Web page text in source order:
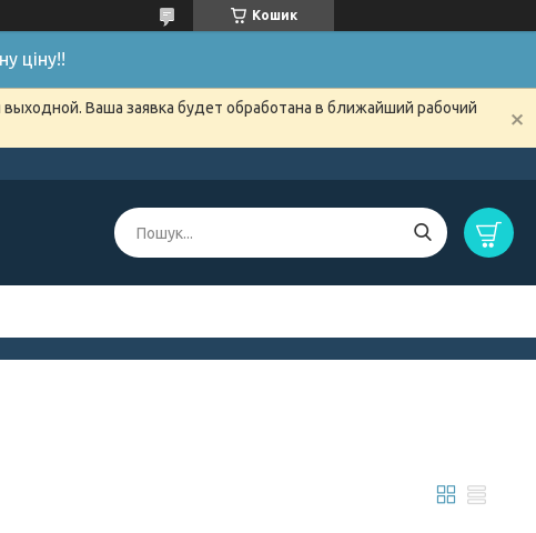
Кошик
ціну!!
Ваша заявка будет обработана в ближайший рабочий